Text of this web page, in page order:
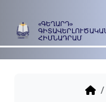
«ԳԵՂԱՐԴ»
ՀԻՄՆԱԴՐԱՄ